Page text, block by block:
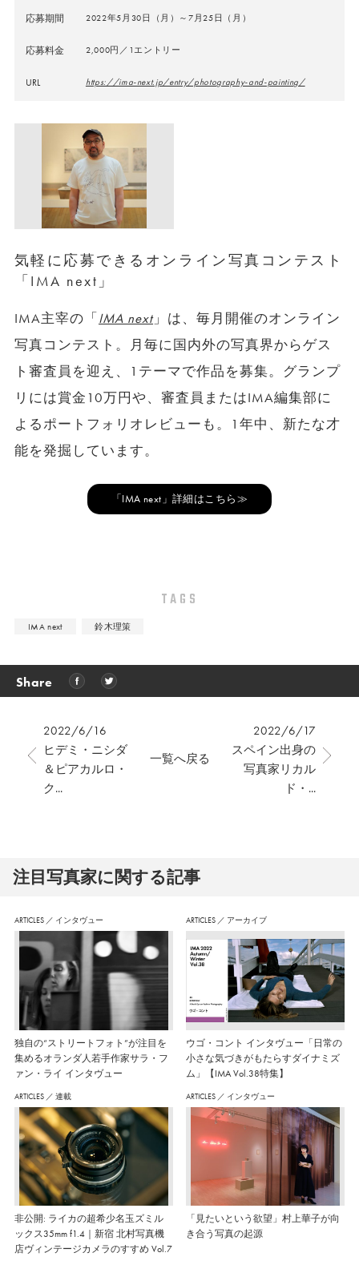
応募期間 2022年5月30日（月）～7月25日（月）
応募料金 2,000円／1エントリー
URL https://ima-next.jp/entry/photography-and-painting/
気軽に応募できるオンライン写真コンテスト
「IMA next」
IMA主宰の「 IMA next」は、毎月開催のオンライン
写真コンテスト。月毎に国内外の写真界からゲス
ト審査員を迎え、1テーマで作品を募集。グランプ
リには賞金10万円や、審査員またはIMA編集部に
よるポートフォリオレビューも。1年中、新たな才
能を発掘しています。
「IMA next」詳細はこちら≫
TAGS
IMA next 鈴木理策
Share
2022/6/16
ヒデミ・ニシダ
＆ピアカルロ・
ク...
2022/6/17
スペイン出身の
写真家リカル
ド・...
一覧へ戻る
注⽬写真家に関する記事
ARTICLES ／ インタヴュー
独自の“ストリートフォト”が注目を
集めるオランダ人若手作家サラ・フ
ァン・ライ インタヴュー
ARTICLES ／ アーカイブ
ウゴ・コント インタヴュー「日常の
小さな気づきがもたらすダイナミズ
ム」【IMA Vol.38特集】
ARTICLES ／ 連載
非公開: ライカの超希少名玉ズミル
ックス35mm f1.4｜新宿 北村写真機
店ヴィンテージカメラのすすめ Vol.7
ARTICLES ／ インタヴュー
「見たいという欲望」村上華子が向
き合う写真の起源